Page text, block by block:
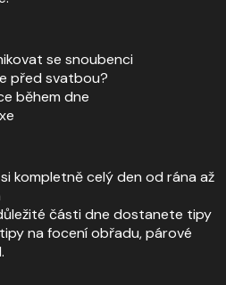
se snoubenci
před svatbou?
během dne
kompletně celý den od rána až
části dne dostanete tipy
na focení obřadu, párové